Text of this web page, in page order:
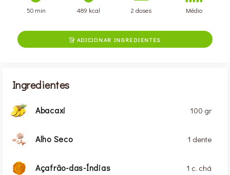
50 min 489 kcal 2 doses Médio
ADICIONAR INGREDIENTES
Ingredientes
Abacaxi 100 gr
Alho Seco 1 dente
Açafrão-das-Índias 1 c. chá